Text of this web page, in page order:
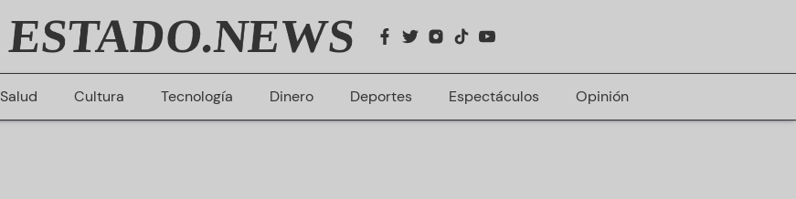
ESTADO.NEWS
Salud Cultura Tecnología Dinero Deportes Espectáculos Opinión